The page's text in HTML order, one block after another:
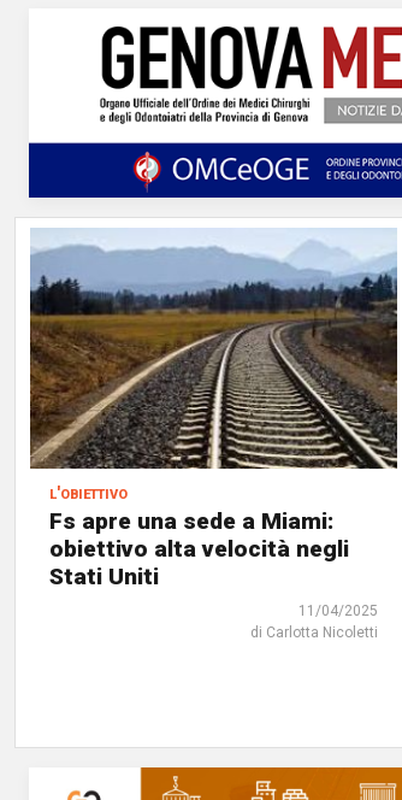
l'obiettivo
Fs apre una sede a Miami:
obiettivo alta velocità negli
Stati Uniti
11/04/2025
di Carlotta Nicoletti